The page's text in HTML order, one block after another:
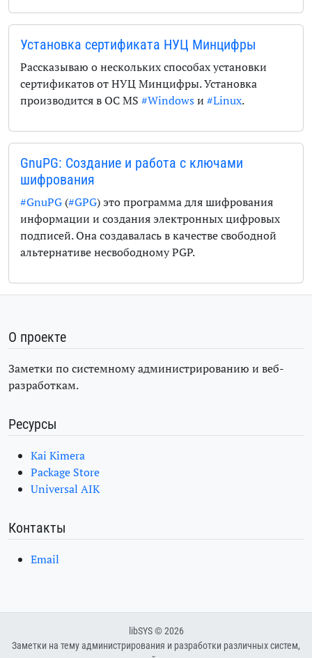
Установка сертификата НУЦ Минцифры
Рассказываю о нескольких способах установки
сертификатов от НУЦ Минцифры. Установка
производится в ОС MS #Windowsи #Linux.
GnuPG: Создание и работа с ключами
шифрования
#GnuPG (#GPG) это программа для шифрования
информации и создания электронных цифровых
подписей. Она создавалась в качестве свободной
альтернативе несвободномуPGP.
О проекте
Заметки по системному администрированию и веб-
разработкам.
Ресурсы
Kai Kimera
Package Store
Universal AIK
Контакты
Email
libSYS © 2026
Заметки на тему администрирования и разработки различных систем,